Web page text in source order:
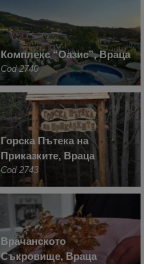
Комплекс “Оазис”, Враца
Cod 2740
Горска Пътека на
Приказките, Враца
Cod 2743
Врачанското
Съкровище, Враца